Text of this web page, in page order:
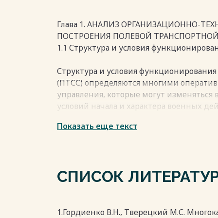
Глава 1. АНАЛИЗ ОРГАНИЗАЦИОННО-
ПОСТРОЕНИЯ ПОЛЕВОЙ
1.1 Структура и условия
Структура и условия
(ПТСС) определяются многими
управления, которые могут изменяться
условий начала и характера военных
управления с резкими перепадами
структуру.
сooтветствовать выполняемым
Показать еще текст
СПИСОК
1.Гордиенко В.Н., Тверецкий М.С.